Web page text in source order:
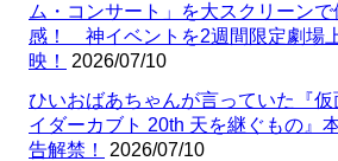
ム・コンサート」を大スクリーンで
感！ 神イベントを2週間限定劇場
映！
2026/07/10
ひいおばあちゃんが言っていた『仮
イダーカブト 20th 天を継ぐもの』
告解禁！
2026/07/10